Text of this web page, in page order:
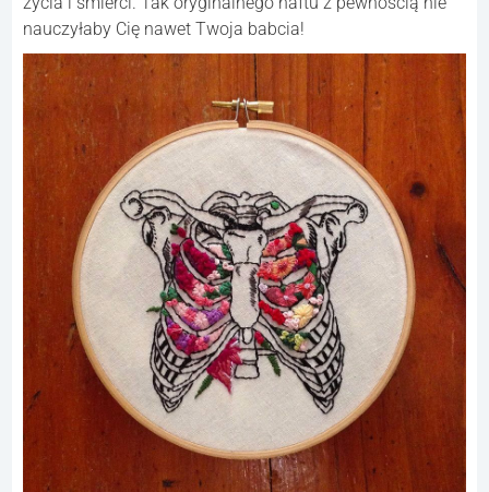
nauczyłaby Cię nawet Twoja babcia!